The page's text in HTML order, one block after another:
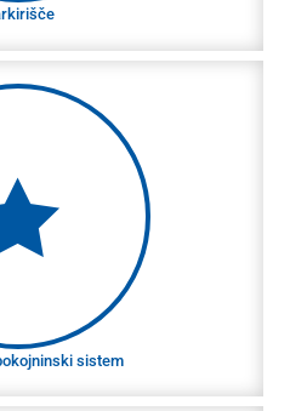
sistem
sistem
po pokojninskem
v podjetju.